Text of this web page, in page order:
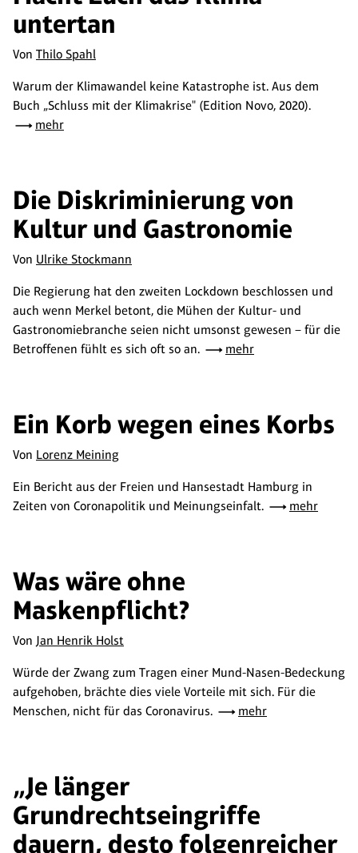
untertan
Von Thilo Spahl
Warum der Klimawandel keine Katastrophe ist. Aus dem
Buch „Schluss mit der Klimakrise" (Edition Novo, 2020).
mehr
Die Diskriminierung von
Kultur und Gastronomie
Von Ulrike Stockmann
Die Regierung hat den zweiten Lockdown beschlossen und
auch wenn Merkel betont, die Mühen der Kultur- und
Gastronomiebranche seien nicht umsonst gewesen – für die
Betroffenen fühlt es sich oft so an.
mehr
Ein Korb wegen eines Korbs
Von Lorenz Meining
Ein Bericht aus der Freien und Hansestadt Hamburg in
Zeiten von Coronapolitik und Meinungseinfalt.
mehr
Was wäre ohne
Maskenpflicht?
Von Jan Henrik Holst
Würde der Zwang zum Tragen einer Mund-Nasen-Bedeckung
aufgehoben, brächte dies viele Vorteile mit sich. Für die
Menschen, nicht für das Coronavirus.
mehr
„Je länger
Grundrechtseingriffe
dauern, desto folgenreicher